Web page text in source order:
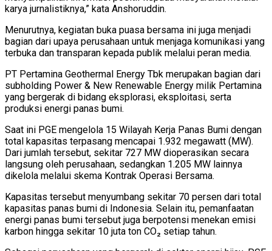
karya jurnalistiknya,” kata Anshoruddin.
Menurutnya, kegiatan buka puasa bersama ini juga menjadi
bagian dari upaya perusahaan untuk menjaga komunikasi yang
terbuka dan transparan kepada publik melalui peran media.
PT Pertamina Geothermal Energy Tbk merupakan bagian dari
subholding Power & New Renewable Energy milik Pertamina
yang bergerak di bidang eksplorasi, eksploitasi, serta
produksi energi panas bumi.
Saat ini PGE mengelola 15 Wilayah Kerja Panas Bumi dengan
total kapasitas terpasang mencapai 1.932 megawatt (MW).
Dari jumlah tersebut, sekitar 727 MW dioperasikan secara
langsung oleh perusahaan, sedangkan 1.205 MW lainnya
dikelola melalui skema Kontrak Operasi Bersama.
Kapasitas tersebut menyumbang sekitar 70 persen dari total
kapasitas panas bumi di Indonesia. Selain itu, pemanfaatan
energi panas bumi tersebut juga berpotensi menekan emisi
karbon hingga sekitar 10 juta ton CO₂ setiap tahun.